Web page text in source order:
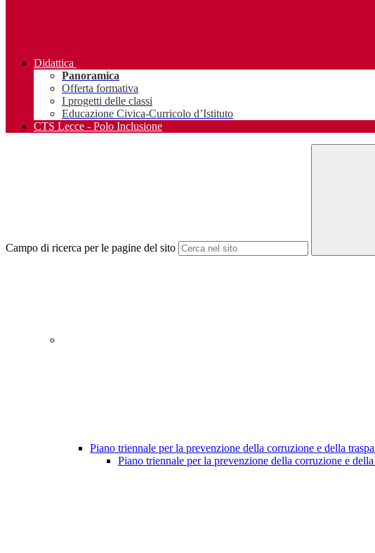
Didattica
Panoramica
Offerta formativa
I progetti delle classi
Educazione Civica-Curricolo d’Istituto
CTS Lecce - Polo Inclusione
Campo di ricerca per le pagine del sito
Piano triennale per la prevenzione della corruzione e della
Piano triennale per la prevenzione della corruzione e